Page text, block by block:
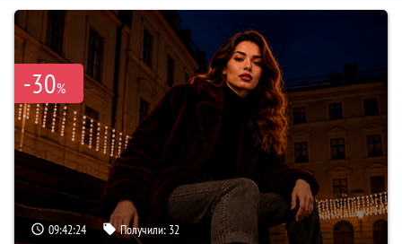
-30%
09:42:24 Получили: 32